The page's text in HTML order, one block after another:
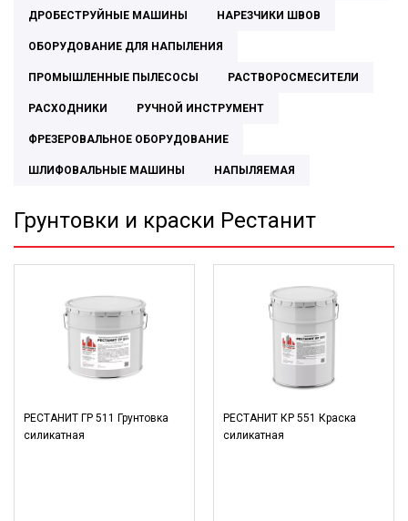
ДРОБЕСТРУЙНЫЕ МАШИНЫ НАРЕЗЧИКИ ШВОВ
ОБОРУДОВАНИЕ ДЛЯ НАПЫЛЕНИЯ
ПРОМЫШЛЕННЫЕ ПЫЛЕСОСЫ РАСТВОРОСМЕСИТЕЛИ
РАСХОДНИКИ РУЧНОЙ ИНСТРУМЕНТ
ФРЕЗЕРОВАЛЬНОЕ ОБОРУДОВАНИЕ
ШЛИФОВАЛЬНЫЕ МАШИНЫ НАПЫЛЯЕМАЯ
Грунтовки и краски Рестанит
РЕСТАНИТ ГР 511 Грунтовка
силикатная
РЕСТАНИТ КР 551 Краска
силикатная